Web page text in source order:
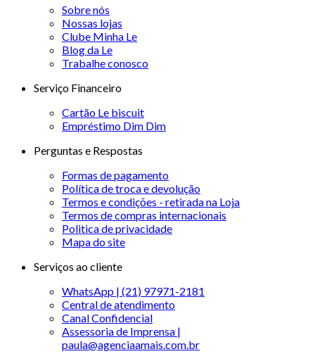
Sobre nós
Nossas lojas
Clube Minha Le
Blog da Le
Trabalhe conosco
Serviço Financeiro
Cartão Le biscuit
Empréstimo Dim Dim
Perguntas e Respostas
Formas de pagamento
Política de troca e devolução
Termos e condições - retirada na Loja
Termos de compras internacionais
Politica de privacidade
Mapa do site
Serviços ao cliente
WhatsApp | (21) 97971-2181
Central de atendimento
Canal Confidencial
Assessoria de Imprensa |
paula@agenciaamais.com.br